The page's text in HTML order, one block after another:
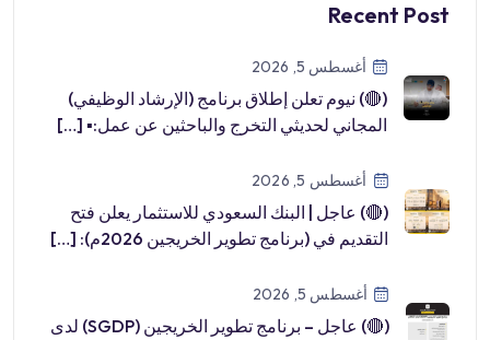
Recent Post
أغسطس 5, 2026
(🔴) نيوم تعلن إطلاق برنامج (الإرشاد الوظيفي)
المجاني لحديثي التخرج والباحثين عن عمل:▪ […]
أغسطس 5, 2026
(🔴) عاجل | البنك السعودي للاستثمار يعلن فتح
التقديم في (برنامج تطوير الخريجين 2026م): […]
أغسطس 5, 2026
(🔴) عاجل – برنامج تطوير الخريجين (SGDP) لدى